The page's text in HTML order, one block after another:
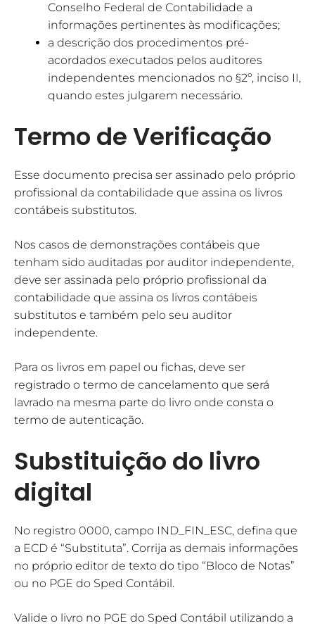
Conselho Federal de Contabilidade a
informações pertinentes às modificações;
a descrição dos procedimentos pré-
acordados executados pelos auditores
independentes mencionados no §2º, inciso II,
quando estes julgarem necessário.
Termo de Verificação
Esse documento precisa ser assinado pelo próprio
profissional da contabilidade que assina os livros
contábeis substitutos.
Nos casos de demonstrações contábeis que
tenham sido auditadas por auditor independente,
deve ser assinada pelo próprio profissional da
contabilidade que assina os livros contábeis
substitutos e também pelo seu auditor
independente.
Para os livros em papel ou fichas, deve ser
registrado o termo de cancelamento que será
lavrado na mesma parte do livro onde consta o
termo de autenticação.
Substituição do livro
digital
No registro 0000, campo IND_FIN_ESC, defina que
a ECD é “Substituta”. Corrija as demais informações
no próprio editor de texto do tipo “Bloco de Notas”
ou no PGE do Sped Contábil.
Valide o livro no PGE do Sped Contábil utilizando a